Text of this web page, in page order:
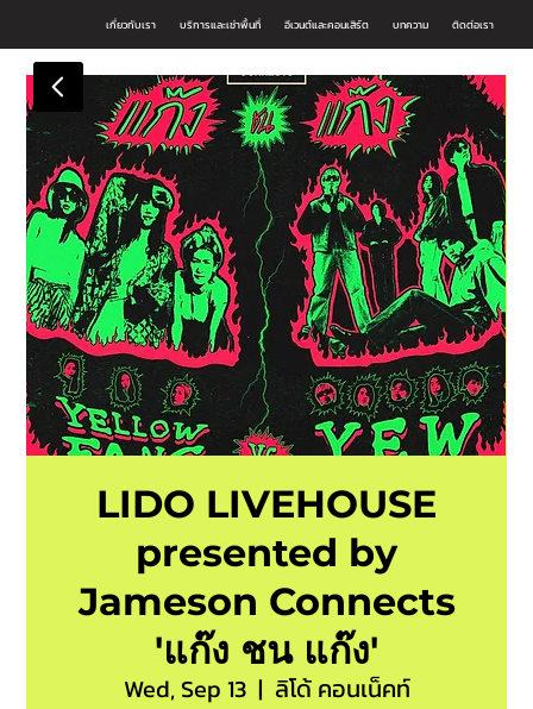
เกี่ยวกับเรา บริการและเช่าพื้นที่ อีเวนต์และคอนเสิร์ต บทความ ติดต่อเรา
LIDO LIVEHOUSE
presented by
Jameson Connects
'แก๊ง ชน แก๊ง'
Wed, Sep 13
  |
ลิโด้ คอนเน็คท์